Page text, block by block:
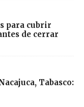
para cubrir
de cerrar
Tabasco: